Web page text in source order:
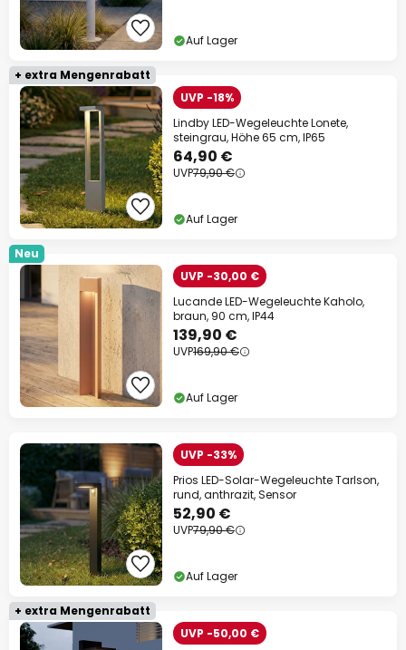
Auf Lager
+ extra Mengenrabatt
UVP -18%
Lindby LED-Wegeleuchte Lonete,
steingrau, Höhe 65 cm, IP65
64,90 €
UVP79,90 €
Auf Lager
Neu
UVP -30,00 €
Lucande LED-Wegeleuchte Kaholo,
braun, 90 cm, IP44
139,90 €
UVP169,90 €
Auf Lager
UVP -33%
Prios LED-Solar-Wegeleuchte Tarlson,
rund, anthrazit, Sensor
52,90 €
UVP79,90 €
Auf Lager
+ extra Mengenrabatt
UVP -50,00 €